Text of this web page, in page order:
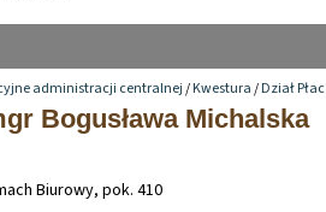
administracji centralnej/Kwestura/Dział Płac
Bogusława Michalska
Biurowy, pok. 410